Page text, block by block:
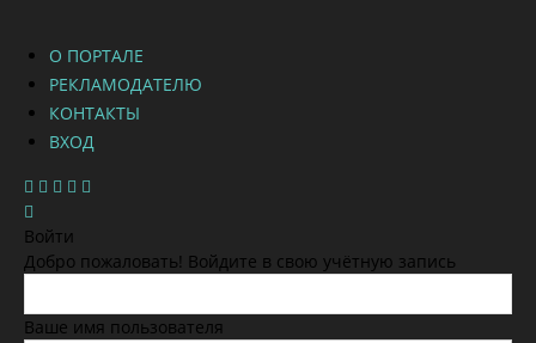
О ПОРТАЛЕ
РЕКЛАМОДАТЕЛЮ
КОНТАКТЫ
ВХОД
Войти
Добро пожаловать! Войдите в свою учётную запись
Ваше имя пользователя